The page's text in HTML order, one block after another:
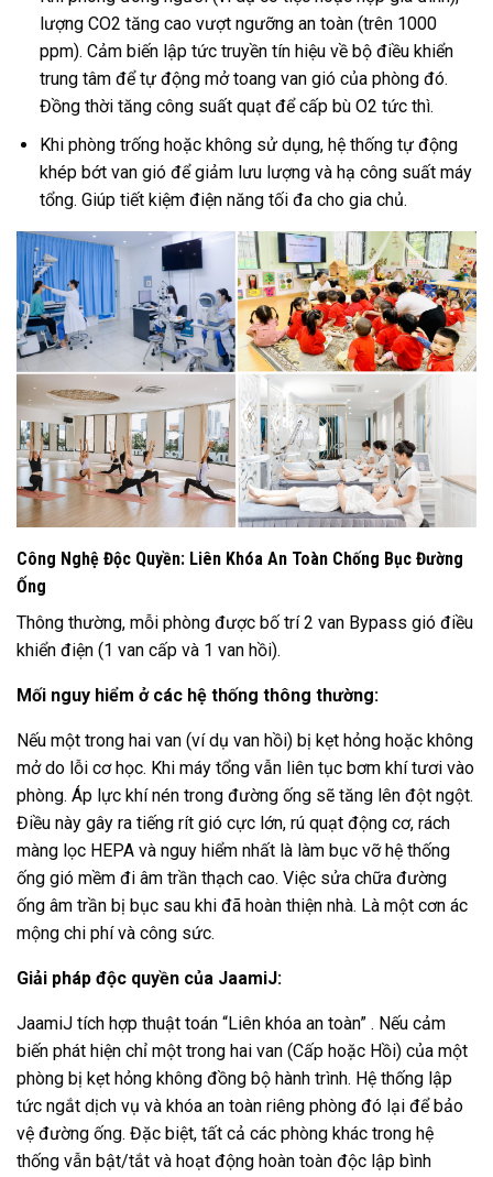
lượng CO2 tăng cao vượt ngưỡng an toàn (trên 1000
ppm). Cảm biến lập tức truyền tín hiệu về bộ điều khiển
trung tâm để tự động mở toang van gió của phòng đó.
Đồng thời tăng công suất quạt để cấp bù O2 tức thì.
Khi phòng trống hoặc không sử dụng, hệ thống tự động
khép bớt van gió để giảm lưu lượng và hạ công suất máy
tổng. Giúp tiết kiệm điện năng tối đa cho gia chủ.
Công Nghệ Độc Quyền: Liên Khóa An Toàn Chống Bục Đường
Ống
Thông thường, mỗi phòng được bố trí 2 van Bypass gió điều
khiển điện (1 van cấp và 1 van hồi).
Mối nguy hiểm ở các hệ thống thông thường:
Nếu một trong hai van (ví dụ van hồi) bị kẹt hỏng hoặc không
mở do lỗi cơ học. Khi máy tổng vẫn liên tục bơm khí tươi vào
phòng. Áp lực khí nén trong đường ống sẽ tăng lên đột ngột.
Điều này gây ra tiếng rít gió cực lớn, rú quạt động cơ, rách
màng lọc HEPA và nguy hiểm nhất là làm bục vỡ hệ thống
ống gió mềm đi âm trần thạch cao. Việc sửa chữa đường
ống âm trần bị bục sau khi đã hoàn thiện nhà. Là một cơn ác
mộng chi phí và công sức.
Giải pháp độc quyền của JaamiJ:
JaamiJ tích hợp thuật toán “Liên khóa an toàn” . Nếu cảm
biến phát hiện chỉ một trong hai van (Cấp hoặc Hồi) của một
phòng bị kẹt hỏng không đồng bộ hành trình. Hệ thống lập
tức ngắt dịch vụ và khóa an toàn riêng phòng đó lại để bảo
vệ đường ống. Đặc biệt, tất cả các phòng khác trong hệ
thống vẫn bật/tắt và hoạt động hoàn toàn độc lập bình